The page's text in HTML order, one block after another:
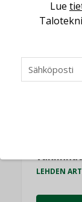
LEHDEN
Lue